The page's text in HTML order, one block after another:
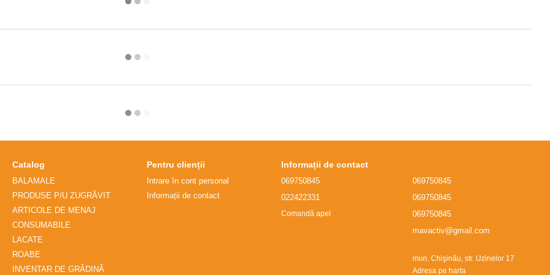
Catalog
BALAMALE
PRODUSE P/U ZUGRĂVIT
ARTICOLE DE MENAJ
CONSUMABILE
LACATE
ROABE
INVENTAR DE GRĂDINĂ
Pentru clienții
Intrare în cont personal
Informații de contact
Informații de contact
069750845
022422331
Comandă apel
069750845
069750845
069750845
mavactiv@gmail.com
mun. Chişinău, str. Uzinelor 17
Adresa pe harta